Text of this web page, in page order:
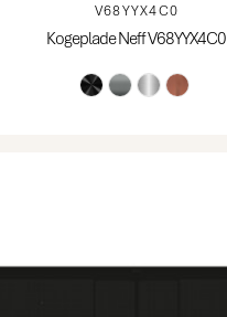
V68YYX4C0
Kogeplade Neff V68YYX4C0